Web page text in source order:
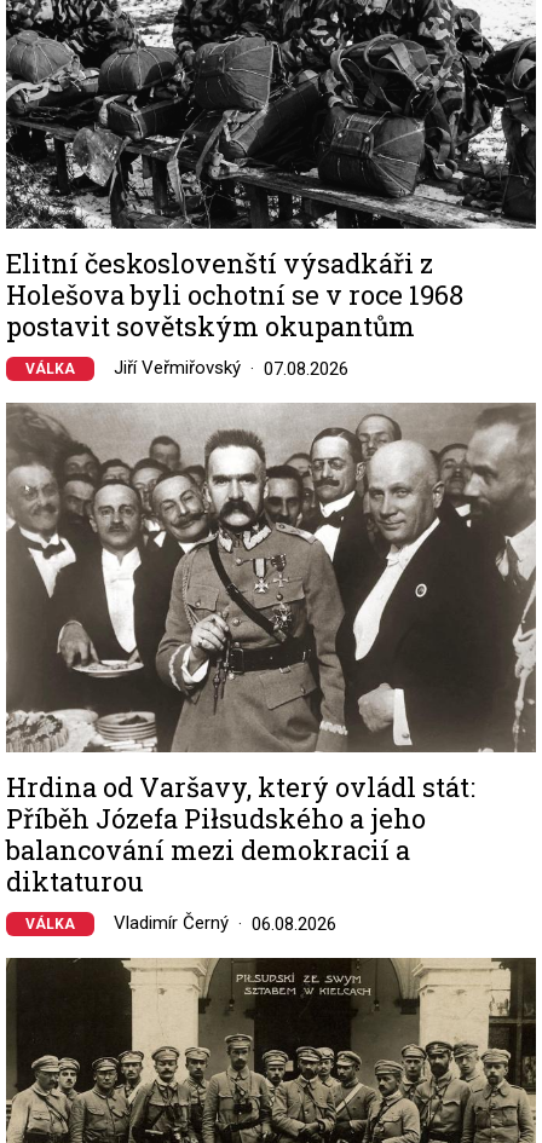
Elitní českoslovenští výsadkáři z
Holešova byli ochotní se v roce 1968
postavit sovětským okupantům
VÁLKA Jiří Veřmiřovský 07.08.2026
Image
Hrdina od Varšavy, který ovládl stát:
Příběh Józefa Piłsudského a jeho
balancování mezi demokracií a
diktaturou
VÁLKA Vladimír Černý 06.08.2026
Image